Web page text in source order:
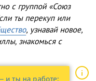
с группой «Союз
ты перекуп или
, узнавай новое,
знакомься с
и ты на работе: